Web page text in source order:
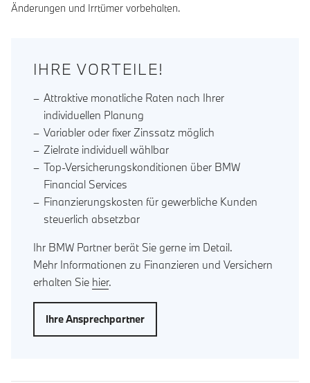
Änderungen und Irrtümer vorbehalten.
IHRE VORTEILE!
Attraktive monatliche Raten nach Ihrer
individuellen Planung
Variabler oder fixer Zinssatz möglich
Zielrate individuell wählbar
Top-Versicherungskonditionen über BMW
Financial Services
Finanzierungskosten für gewerbliche Kunden
steuerlich absetzbar
Ihr BMW Partner berät Sie gerne im Detail.
Mehr Informationen zu Finanzieren und Versichern
erhalten Sie hier.
Ihre Ansprechpartner